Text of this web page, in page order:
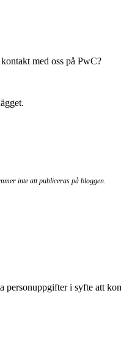
med oss på PwC?
inte att publiceras på bloggen.
personuppgifter i syfte att